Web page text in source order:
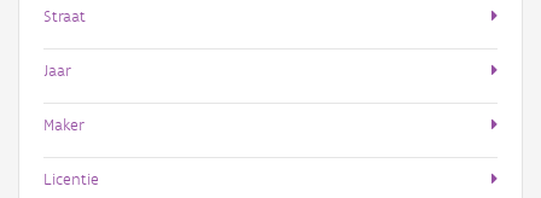
Straat
Jaar
Maker
Licentie